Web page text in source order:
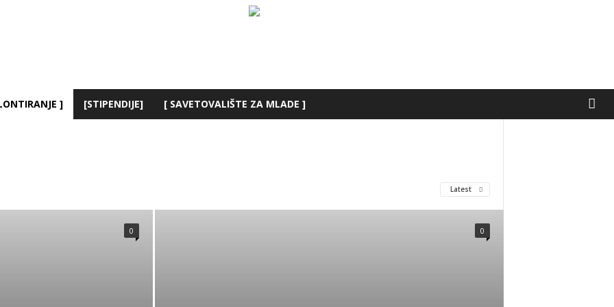
] [STIPENDIJE] [ SAVETOVALIŠTE ZA MLADE ]
UNIVERZITET SINGIDUNUM
Latest
0 0